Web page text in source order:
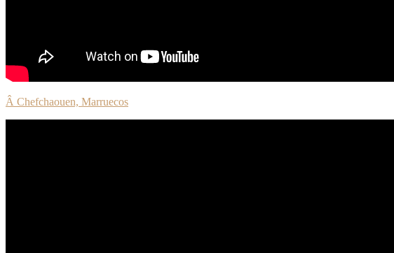
Â Chefchaouen, Marruecos